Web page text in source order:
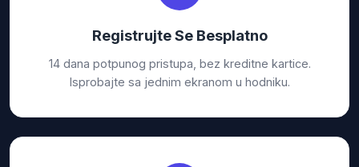
Registrujte Se Besplatno
14 dana potpunog pristupa, bez kreditne kartice.
Isprobajte sa jednim ekranom u hodniku.